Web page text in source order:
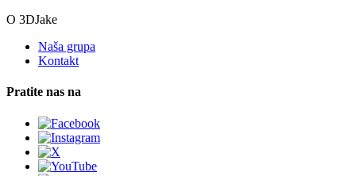
O 3DJake
Naša grupa
Kontakt
Pratite nas na